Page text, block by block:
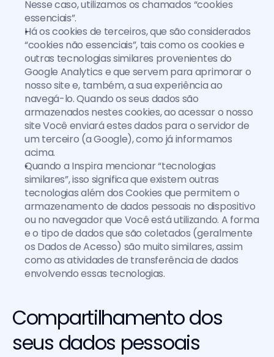
Nesse caso, utilizamos os chamados “cookies
essenciais”.
Há os cookies de terceiros, que são considerados
“cookies não essenciais”, tais como os cookies e
outras tecnologias similares provenientes do
Google Analytics e que servem para aprimorar o
nosso site e, também, a sua experiência ao
navegá-lo. Quando os seus dados são
armazenados nestes cookies, ao acessar o nosso
site Você enviará estes dados para o servidor de
um terceiro (a Google), como já informamos
acima.
Quando a Inspira mencionar “tecnologias
similares”, isso significa que existem outras
tecnologias além dos Cookies que permitem o
armazenamento de dados pessoais no dispositivo
ou no navegador que Você está utilizando. A forma
e o tipo de dados que são coletados (geralmente
os Dados de Acesso) são muito similares, assim
como as atividades de transferência de dados
envolvendo essas tecnologias.
Compartilhamento dos
seus dados pessoais